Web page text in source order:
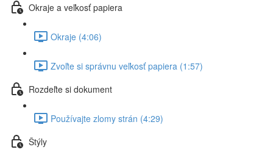
Okraje a veľkosť papiera
Okraje (4:06)
Zvoľte si správnu veľkosť papiera (1:57)
Rozdeľte si dokument
Používajte zlomy strán (4:29)
Štýly